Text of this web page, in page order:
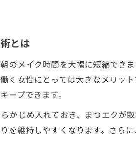
とは
のメイク時間を大幅に短縮でき
く女性にとっては大きなメリッ
ープできます。
かじめ入れておき、まつエクが
を維持しやすくなります。さら